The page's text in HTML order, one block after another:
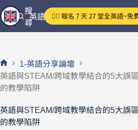
跳
至
主
容
英語分享論壇
搜
尋
👉🏻 報名 7 天 27 堂全英語~免
首
頁
1-英語分享論壇
英語與STEAM/跨域教學結合的5大誤
的教學陷阱
英語與STEAM/跨域教學結合的5大誤
的教學陷阱